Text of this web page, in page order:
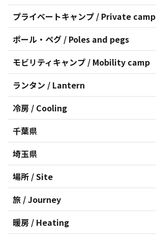
プライベートキャンプ / Private camp
ポール・ペグ / Poles and pegs
モビリティキャンプ / Mobility camp
ランタン / Lantern
冷房 / Cooling
千葉県
埼玉県
場所 / Site
旅 / Journey
暖房 / Heating